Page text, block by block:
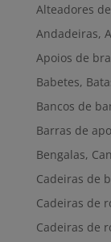
Alteadores
Andadeiras,
Apoios de
Babetes,
Bancos de
Barras de
Bengalas,
Cadeiras de
Cadeiras de
Cadeiras de